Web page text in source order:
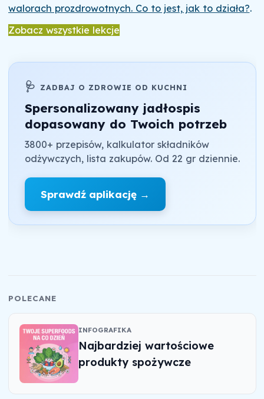
walorach prozdrowotnych. Co to jest, jak to działa?.
Zobacz wszystkie lekcje
🩺 ZADBAJ O ZDROWIE OD KUCHNI
Spersonalizowany jadłospis
dopasowany do Twoich potrzeb
3800+ przepisów, kalkulator składników
odżywczych, lista zakupów. Od 22 gr dziennie.
Sprawdź aplikację →
POLECANE
INFOGRAFIKA
Najbardziej wartościowe
produkty spożywcze